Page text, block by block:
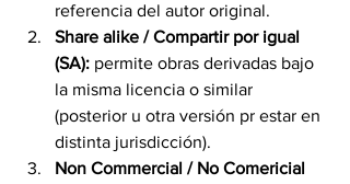
referencia del autor original.
Share alike / Compartir por igual
(SA): permite obras derivadas bajo
la misma licencia o similar
(posterior u otra versión pr estar en
distinta jurisdicción).
Non Commercial / No Comericial